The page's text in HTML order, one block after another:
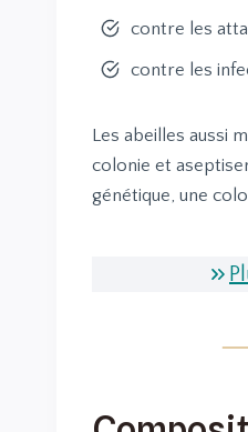
contre les
contre les
Les abeilles aussi
colonie et
génétique, une